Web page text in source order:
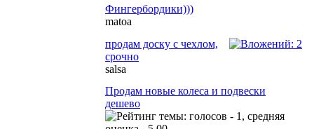
Фингербордики)))
matoa
продам доску с чехлом,
срочно
salsa
Продам новые колеса и подвески
дешево